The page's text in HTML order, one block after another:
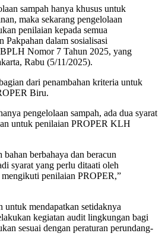
sampah hanya khusus untuk
maka sekarang pengelolaan
penilaian kepada semua
Pakpahan dalam sosialisasi
Nomor 7 Tahun 2025, yang
Rabu (5/11/2025).
dari penambahan kriteria untuk
Biru.
pengelolaan sampah, ada dua syarat
untuk penilaian PROPER KLH
bahan berbahaya dan beracun
syarat yang perlu ditaati oleh
penilaian PROPER,”
untuk mendapatkan setidaknya
kegiatan audit lingkungan bagi
sesuai dengan peraturan perundang-